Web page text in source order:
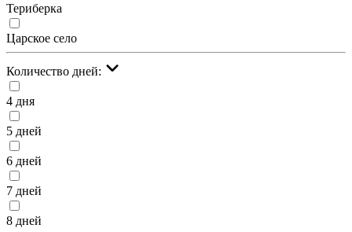
Териберка
Царское село
Количество дней:
4 дня
5 дней
6 дней
7 дней
8 дней